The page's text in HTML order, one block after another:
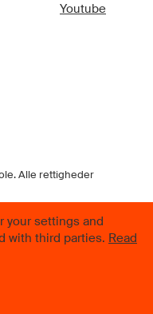
your settings and
with third parties. Read
Youtube
Alle rettigheder